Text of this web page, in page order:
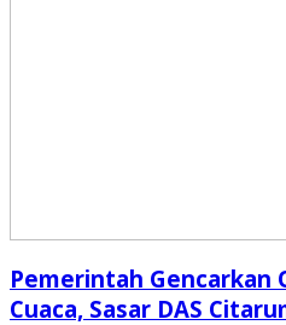
Pemerintah Gencarkan
Cuaca, Sasar DAS